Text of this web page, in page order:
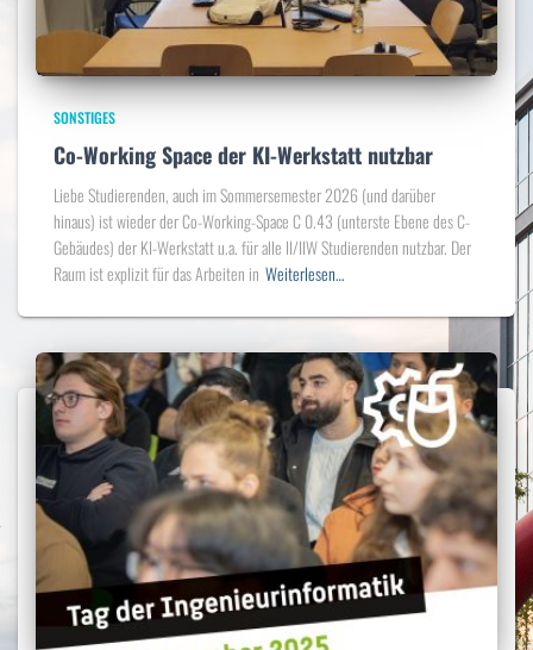
SONSTIGES
Co-Working Space der KI-Werkstatt nutzbar
Liebe Studierenden, auch im Sommersemester 2026 (und darüber
hinaus) ist wieder der Co-Working-Space C 0.43 (unterste Ebene des C-
Gebäudes) der KI-Werkstatt u.a. für alle II/IIW Studierenden nutzbar. Der
Raum ist explizit für das Arbeiten in Weiterlesen…